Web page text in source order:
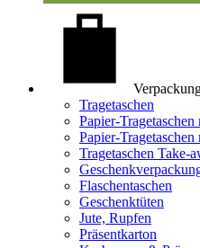
Tragetaschen
Papier-
Papier-
Tragetaschen Take-
Flaschentaschen
Geschenktüten
Jute, Rupfen
Präsentkarton